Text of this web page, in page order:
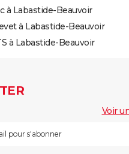
à Labastide-Beauvoir
à Labastide-Beauvoir
à Labastide-Beauvoir
Voir